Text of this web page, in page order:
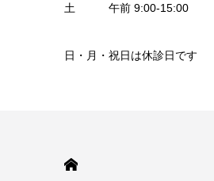
土 午前 9:00-15:00
日・月・祝日は休診日です